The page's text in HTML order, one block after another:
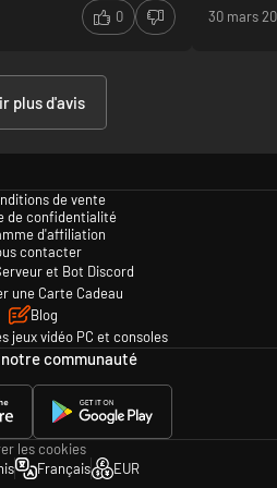
0 30 mars
plus d'avis
de vente
de confidentialité
d'affiliation
contacter
et Bot Discord
une Carte Cadeau
Blog
jeux vidéo PC et consoles
communauté
les cookies
Français EUR